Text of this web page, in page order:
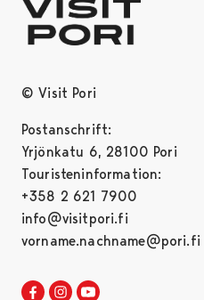
© Visit Pori
Postanschrift:
Yrjönkatu 6, 28100 Pori
Touristeninformation:
+358 2 621 7900
info@visitpori.fi
vorname.nachname@pori.fi
Visit Pori in Facebook
Opens in a new tab
Visit Pori in Instagram
Opens in a new tab